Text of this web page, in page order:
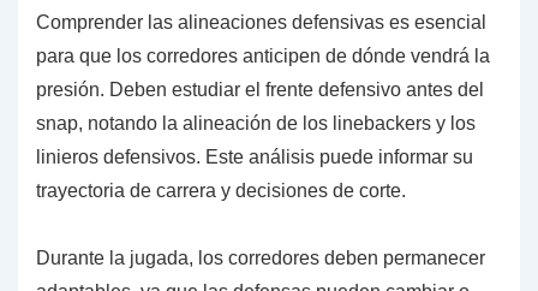
Comprender las alineaciones defensivas es esencial
para que los corredores anticipen de dónde vendrá la
presión. Deben estudiar el frente defensivo antes del
snap, notando la alineación de los linebackers y los
linieros defensivos. Este análisis puede informar su
trayectoria de carrera y decisiones de corte.
Durante la jugada, los corredores deben permanecer